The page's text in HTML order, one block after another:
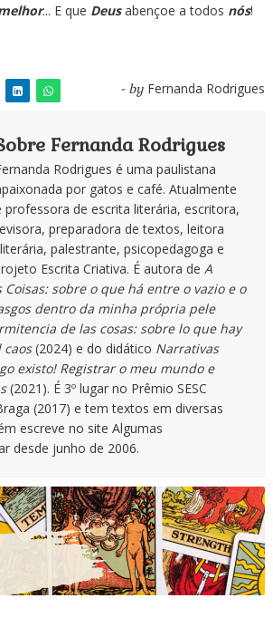
... E que Deusabençoe a todos nós!
- by Fernanda Rodrigues
Fernanda Rodrigues
Rodrigues é uma paulistana
por gatos e café. Atualmente
professora de escrita literária, escritora,
preparadora de textos, leitora
palestrante, psicopedagoga e
Escrita Criativa. É autora de A
sobre o que há entre o vazio e o
dentro da minha própria pele
de las cosas: sobre lo que hay
caos(2024) e do didático Narrativas
existo! Registrar o meu mundo e
(2021). É 3º lugar no Prêmio SESC
(2017) e tem textos em diversas
escreve no site Algumas
desde junho de 2006.